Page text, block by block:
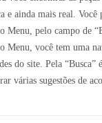
e ainda mais real. Você
Menu, pelo campo de
Menu, você tem uma
do site. Pela “Busca”
várias sugestões de